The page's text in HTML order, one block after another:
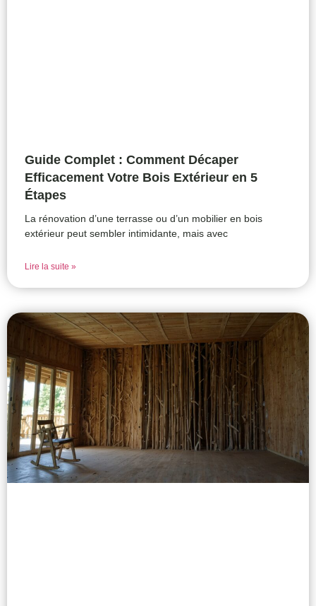
Guide Complet : Comment Décaper
Efficacement Votre Bois Extérieur en 5
Étapes
La rénovation d’une terrasse ou d’un mobilier en bois
extérieur peut sembler intimidante, mais avec
Lire la suite »